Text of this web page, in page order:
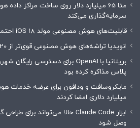
متا 65 میلیارد دلار روی ساخت مراکز
سرمایه‌گذاری می‌کند
قابلیت‌های هوش مصنوعی مولد iOS 18 احتمالاً اختیاری خواهند بود
انویدیا تراشه‌های هوش مصنوعی قوی‌تر از H20 برای بازار چین می‌سازد
پلاس مذاکره کرده بود
میلیارد دلاری امضا کردند
وصل شود